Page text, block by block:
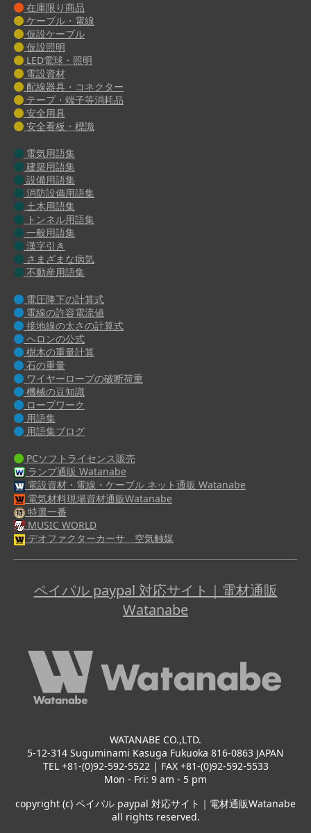
在庫限り商品
ケーブル・電線
仮設ケーブル
仮設照明
LED電球・照明
電設資材
配線器具・コネクター
テープ・端子等消耗品
安全用具
安全看板・標識
電気用語集
建築用語集
設備用語集
消防設備用語集
土木用語集
トンネル用語集
一般用語集
漢字引き
さまざまな病気
不動産用語集
電圧降下の計算式
電線の許容電流値
接地線の太さの計算式
ヘロンの公式
樹木の重量計算
石の重量
ワイヤーロープの破断荷重
機械の豆知識
ロープワーク
用語集
用語集ブログ
PCソフトライセンス販売
ランプ通販 Watanabe
電設資材・電線・ケーブル ネット通販 Watanabe
電気材料現場資材通販Watanabe
特選一番
MUSIC WORLD
デオファクターカーサ 空気触媒
ペイパル paypal 対応サイト｜電材通販
Watanabe
WATANABE CO.,LTD.
5-12-314 Suguminami Kasuga Fukuoka 816-0863 JAPAN
TEL +81-(0)92-592-5522 | FAX +81-(0)92-592-5533
Mon - Fri: 9 am - 5 pm
copyright (c) ペイパル paypal 対応サイト｜電材通販Watanabe
all rights reserved.